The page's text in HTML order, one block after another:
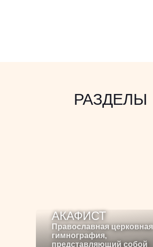
РАЗДЕЛЫ
АКАФИСТ
Православная церковная
гимнография,
представляющий собой